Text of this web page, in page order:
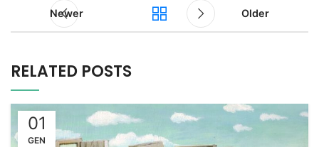
Newer Older
RELATED POSTS
01
GEN